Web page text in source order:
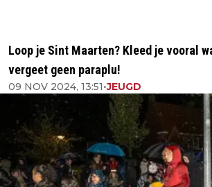
Loop je Sint Maarten? Kleed je vooral
vergeet geen paraplu!
09 NOV 2024, 13:51•JEUGD